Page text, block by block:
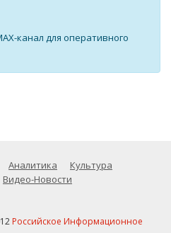
канал для оперативного
Аналитика
Культура
Видео-Новости
Российское Информационное